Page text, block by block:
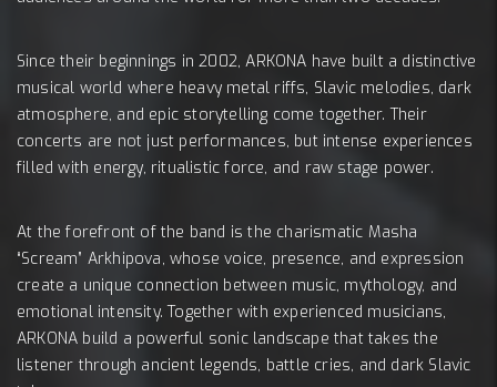
Since their beginnings in 2002, ARKONA have built a distinctive
musical world where heavy metal riffs, Slavic melodies, dark
atmosphere, and epic storytelling come together. Their
concerts are not just performances, but intense experiences
filled with energy, ritualistic force, and raw stage power.
At the forefront of the band is the charismatic Masha
“Scream” Arkhipova, whose voice, presence, and expression
create a unique connection between music, mythology, and
emotional intensity. Together with experienced musicians,
ARKONA build a powerful sonic landscape that takes the
listener through ancient legends, battle cries, and dark Slavic